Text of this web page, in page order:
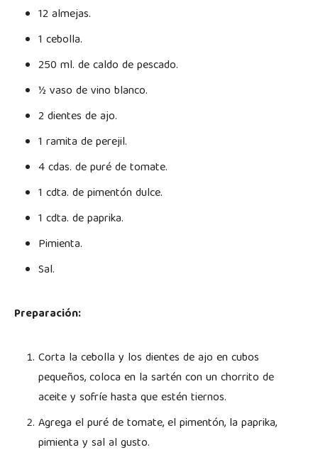
12 almejas.
1 cebolla.
250 ml. de caldo de pescado.
½ vaso de vino blanco.
2 dientes de ajo.
1 ramita de perejil.
4 cdas. de puré de tomate.
1 cdta. de pimentón dulce.
1 cdta. de paprika.
Pimienta.
Sal.
Preparación:
Corta la cebolla y los dientes de ajo en cubos
pequeños, coloca en la sartén con un chorrito de
aceite y sofríe hasta que estén tiernos.
Agrega el puré de tomate, el pimentón, la paprika,
pimienta y sal al gusto.